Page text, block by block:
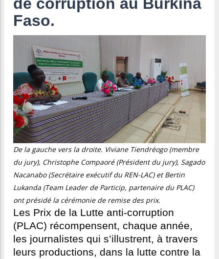
Faso.
De la gauche vers la droite. Viviane Tiendréogo (membre
du jury), Christophe Compaoré (Président du jury), Sagado
Nacanabo (Secrétaire exécutif du REN-LAC) et Bertin
Lukanda (Team Leader de Particip, partenaire du PLAC)
ont présidé la cérémonie de remise des prix.
Les Prix de la Lutte anti-corruption
(PLAC) récompensent, chaque année,
les journalistes qui s’illustrent, à travers
leurs productions, dans la lutte contre la